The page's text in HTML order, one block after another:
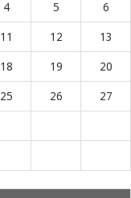
4 5 6
11 12 13
18 19 20
25 26 27